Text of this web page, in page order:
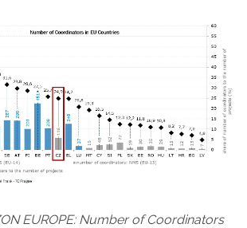
EUROPE: Number of Coordinators